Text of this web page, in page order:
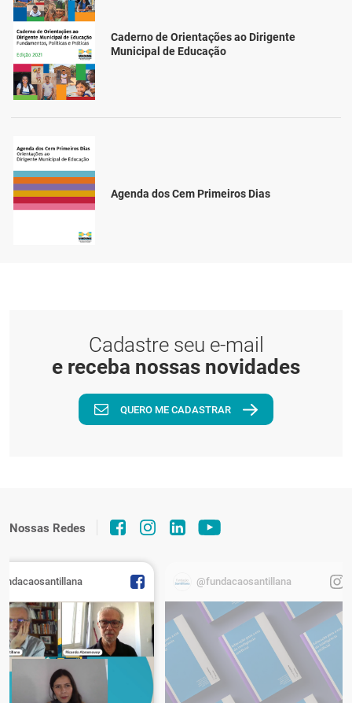
Caderno de Orientações ao Dirigente
Municipal de Educação
Agenda dos Cem Primeiros Dias
Cadastre seu e-mail
e receba nossas novidades
QUERO ME CADASTRAR
Nossas Redes
@fundacaosantillana